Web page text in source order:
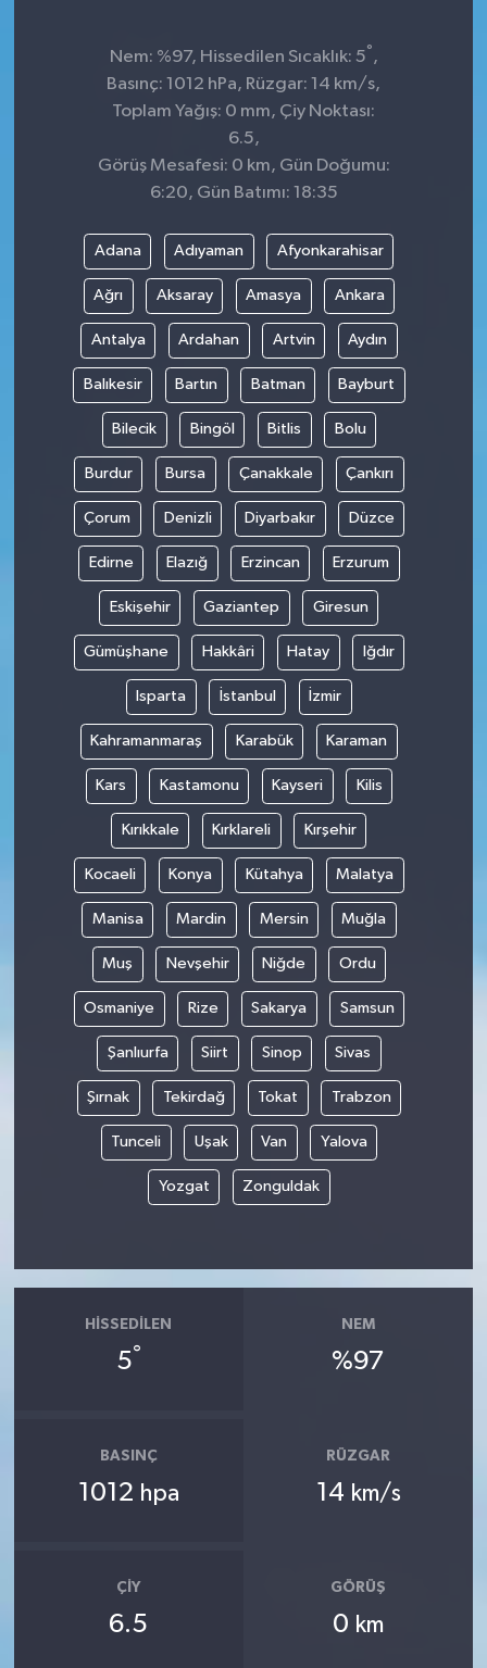
Nem: %97, Hissedilen Sıcaklık: 5° ,
Basınç: 1012 hPa, Rüzgar: 14 km/s,
Toplam Yağış: 0 mm, Çiy Noktası:
6.5,
Görüş Mesafesi: 0 km, Gün Doğumu:
6:20, Gün Batımı: 18:35
Adana Adıyaman Afyonkarahisar
Ağrı Aksaray Amasya Ankara
Antalya Ardahan Artvin Aydın
Balıkesir Bartın Batman Bayburt
Bilecik Bingöl Bitlis Bolu
Burdur Bursa Çanakkale Çankırı
Çorum Denizli Diyarbakır Düzce
Edirne Elazığ Erzincan Erzurum
Eskişehir Gaziantep Giresun
Gümüşhane Hakkâri Hatay Iğdır
Isparta İstanbul İzmir
Kahramanmaraş Karabük Karaman
Kars Kastamonu Kayseri Kilis
Kırıkkale Kırklareli Kırşehir
Kocaeli Konya Kütahya Malatya
Manisa Mardin Mersin Muğla
Muş Nevşehir Niğde Ordu
Osmaniye Rize Sakarya Samsun
Şanlıurfa Siirt Sinop Sivas
Şırnak Tekirdağ Tokat Trabzon
Tunceli Uşak Van Yalova
Yozgat Zonguldak
HISSEDILEN
5°
NEM
%97
BASINÇ
1012 hpa
RÜZGAR
14 km/s
ÇIY
6.5
GÖRÜŞ
0 km